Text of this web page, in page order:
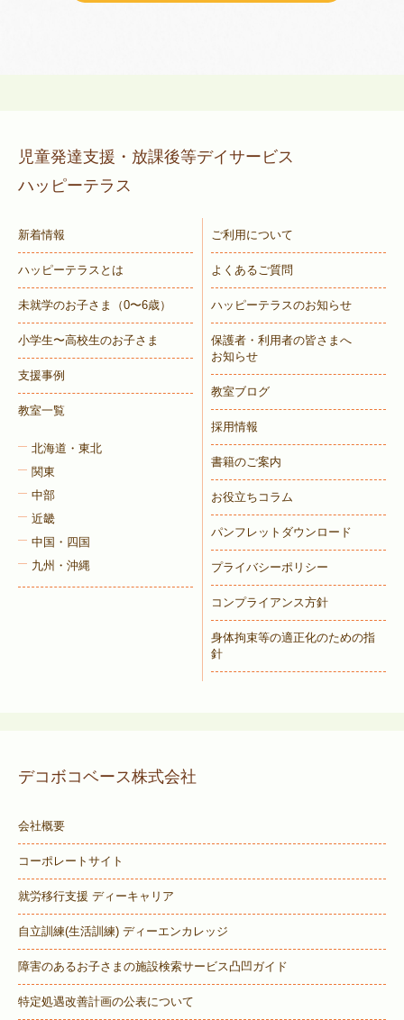
児童発達支援・放課後等デイサービス
ハッピーテラス
新着情報
ハッピーテラスとは
未就学のお子さま （0〜6歳）
小学生〜高校生のお子さま
支援事例
教室一覧
北海道・東北
関東
中部
近畿
中国・四国
九州・沖縄
ご利用について
よくあるご質問
ハッピーテラスのお知らせ
保護者・利用者の皆さまへ
お知らせ
教室ブログ
採用情報
書籍のご案内
お役立ちコラム
パンフレットダウンロード
プライバシーポリシー
コンプライアンス方針
身体拘束等の適正化のための指
針
デコボコベース株式会社
会社概要
コーポレートサイト
就労移行支援 ディーキャリア
自立訓練(生活訓練) ディーエンカレッジ
障害のあるお子さまの施設検索サービス凸凹ガイド
特定処遇改善計画の公表について